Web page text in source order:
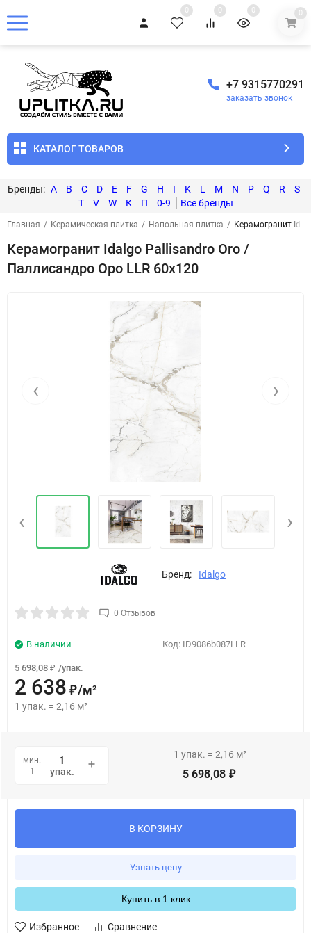
0 0 0 0
+7 9315770291
заказать звонок
КАТАЛОГ ТОВАРОВ
A B C D E F G H I K L M N P Q R
S
T
V W К П 0-9
Главная / Керамическая плитка / Напольная плитка / Керамогранит
Керамогранит Idalgo Pallisandro Oro /
Паллисандро Оро LLR 60x120
‹ ›
‹ ›
Бренд: Idalgo
0 Отзывов
Код: ID9086b087LLR
В наличии
5 698,08 ₽ /упак.
2 638 ₽/м²
1 упак. = 2,16 м²
мин.
1
упак.
1 упак. = 2,16 м²
5 698,08 ₽
В КОРЗИНУ
Узнать цену
Купить в 1 клик
Избранное Сравнение